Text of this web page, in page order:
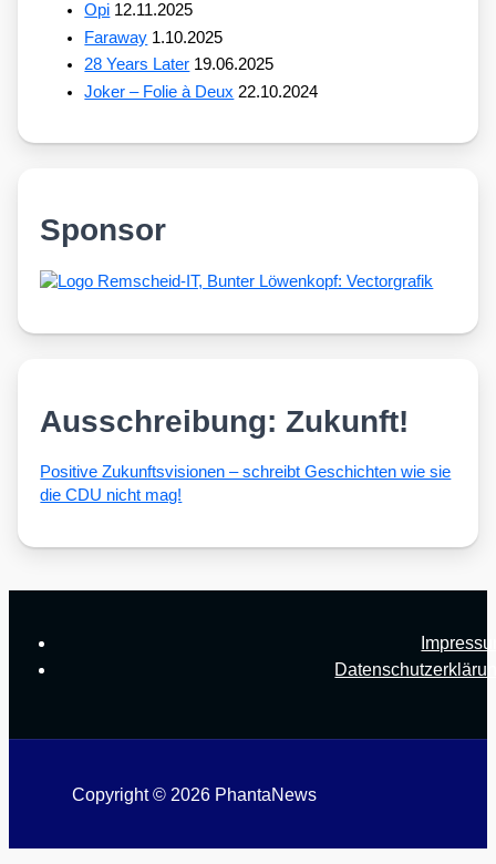
Opi 12.11.2025
Faraway 1.10.2025
28 Years Later 19.06.2025
Joker – Folie à Deux 22.10.2024
Sponsor
Ausschreibung: Zukunft!
Posi­ti­ve Zukunfts­vi­sio­nen – schreibt Geschich­ten wie sie
die CDU nicht mag!
Copyright © 2026 PhantaNews